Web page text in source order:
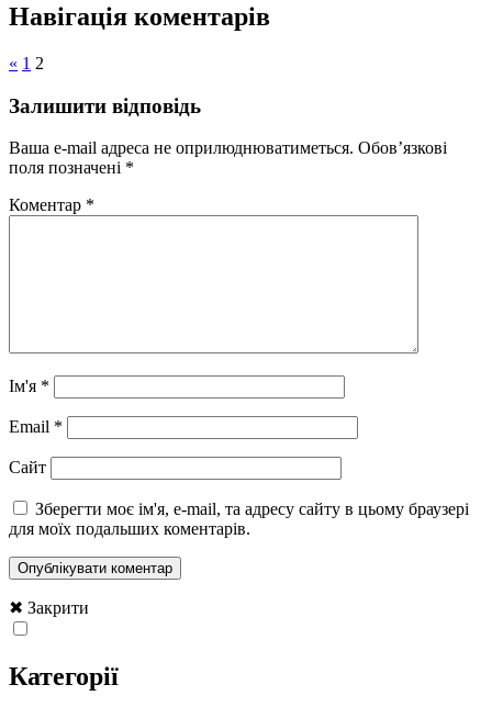
Навігація коментарів
« 1 2
Залишити відповідь
Ваша e-mail адреса не оприлюднюватиметься. Обов’язкові
поля позначені *
Коментар *
Ім'я *
Email *
Сайт
Зберегти моє ім'я, e-mail, та адресу сайту в цьому браузері
для моїх подальших коментарів.
✖ Закрити
Категорії